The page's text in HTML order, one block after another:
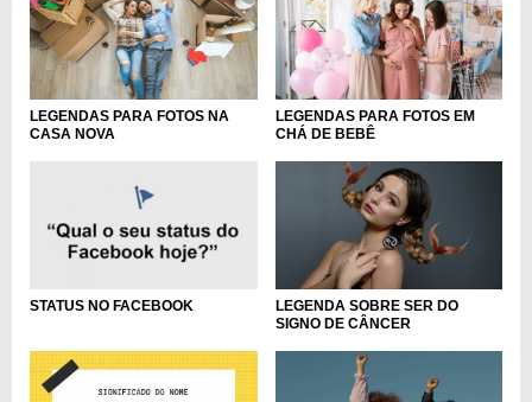
LEGENDAS PARA FOTOS NA
CASA NOVA
LEGENDAS PARA FOTOS EM
CHÁ DE BEBÊ
STATUS NO FACEBOOK
LEGENDA SOBRE SER DO
SIGNO DE CÂNCER